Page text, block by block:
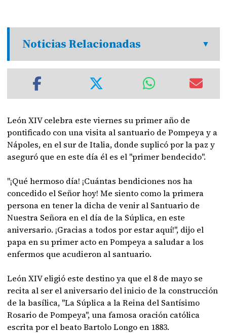
Noticias Relacionadas
León XIV celebra este viernes su primer año de
pontificado con una visita al santuario de Pompeya y a
Nápoles, en el sur de Italia, donde suplicó por la paz y
aseguró que en este día él es el "primer bendecido".
"¡Qué hermoso día! ¡Cuántas bendiciones nos ha
concedido el Señor hoy! Me siento como la primera
persona en tener la dicha de venir al Santuario de
Nuestra Señora en el día de la Súplica, en este
aniversario. ¡Gracias a todos por estar aquí!", dijo el
papa en su primer acto en Pompeya a saludar a los
enfermos que acudieron al santuario.
León XIV eligió este destino ya que el 8 de mayo se
recita al ser el aniversario del inicio de la construcción
de la basílica, "La Súplica a la Reina del Santísimo
Rosario de Pompeya", una famosa oración católica
escrita por el beato Bartolo Longo en 1883.